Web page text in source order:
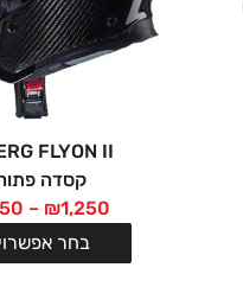
FLYON II
קסדה
₪1,250
–
בחר